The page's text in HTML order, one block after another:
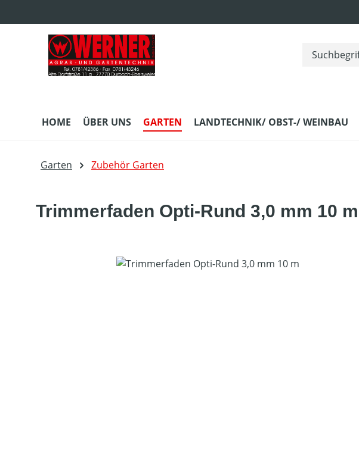
HOME ÜBER UNS GARTEN LANDTECHNIK/ OBST-/ WEINBAU
Garten Zubehör Garten
Trimmerfaden Opti-Rund 3,0 mm 10 m
Bildergalerie überspringen